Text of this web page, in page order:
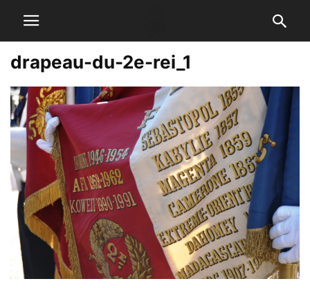
drapeau-du-2e-rei_1